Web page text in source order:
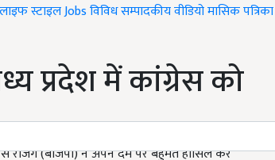
लाइफ स्टाइलJobsविविधसम्पादकीयवीडियोमासिक पत्रिका
प्रदेश में कांग्रेस को
राजग (बीजेपी) ने अपने दम पर बहुमत हासिल कर